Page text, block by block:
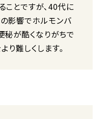
ことですが、40代に
影響でホルモンバ
秘が酷くなりがちで
り難しくします。